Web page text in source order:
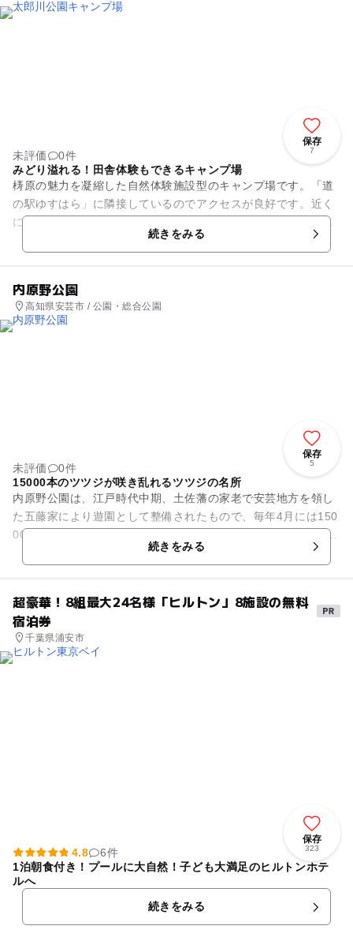
保存
7
未評価
0件
みどり溢れる！田舎体験もできるキャンプ場
梼原の魅力を凝縮した自然体験施設型のキャンプ場です。「道
の駅ゆすはら」に隣接しているのでアクセスが良好です。近く
には「雲の上のレストラン・ホテル」「雲の上の温泉」「雲の
上のプール」、くさぶき食堂...続きをみる
内原野公園
高知県安芸市 / 公園・総合公園
保存
5
未評価
0件
15000本のツツジが咲き乱れるツツジの名所
内原野公園は、江戸時代中期、土佐藩の家老で安芸地方を領し
た五藤家により遊園として整備されたもので、毎年4月には150
00本のツツジが楽しめるツツジの名所です。3月下旬から5月初
続きをみる
超豪華！8組最大24名様「ヒルトン」8施設の無料
宿泊券
千葉県浦安市
保存
323
4.8
6件
1泊朝食付き！プールに大自然！子ども大満足のヒルトンホテ
ルへ
続きをみる